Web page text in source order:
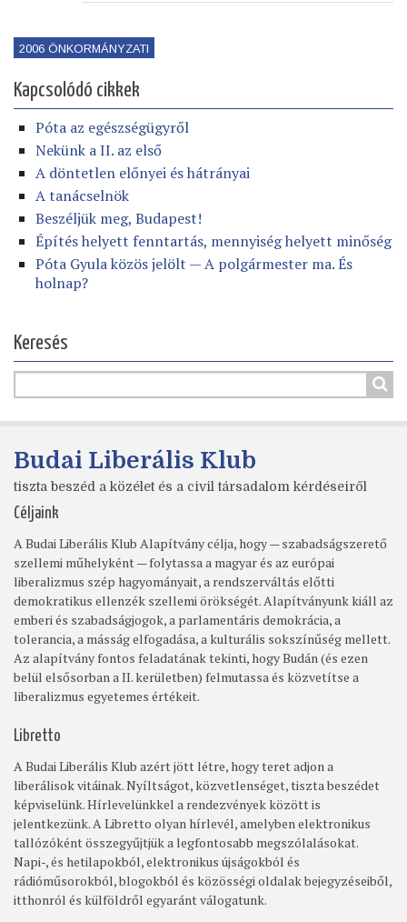
2006 ÖNKORMÁNYZATI
Kapcsolódó cikkek
Póta az egészségügyről
Nekünk a II. az első
A döntetlen előnyei és hátrányai
A tanácselnök
Beszéljük meg, Budapest!
Építés helyett fenntartás, mennyiség helyett minőség
Póta Gyula közös jelölt — A polgármester ma. És
holnap?
Keresés
Budai Liberális Klub
tiszta beszéd a közélet és a civil társadalom kérdéseiről
Céljaink
A Budai Liberális Klub Alapítvány célja, hogy — szabadságszerető
szellemi műhelyként — folytassa a magyar és az európai
liberalizmus szép hagyományait, a rendszerváltás előtti
demokratikus ellenzék szellemi örökségét. Alapítványunk kiáll az
emberi és szabadságjogok, a parlamentáris demokrácia, a
tolerancia, a másság elfogadása, a kulturális sokszínűség mellett.
Az alapítvány fontos feladatának tekinti, hogy Budán (és ezen
belül elsősorban a II. kerületben) felmutassa és közvetítse a
liberalizmus egyetemes értékeit.
Libretto
A Budai Liberális Klub azért jött létre, hogy teret adjon a
liberálisok vitáinak. Nyíltságot, közvetlenséget, tiszta beszédet
képviselünk. Hírlevelünkkel a rendezvények között is
jelentkezünk. A Libretto olyan hírlevél, amelyben elektronikus
tallózóként összegyűjtjük a legfontosabb megszólalásokat.
Napi-, és hetilapokból, elektronikus újságokból és
rádióműsorokból, blogokból és közösségi oldalak bejegyzéseiből,
itthonról és külföldről egyaránt válogatunk.